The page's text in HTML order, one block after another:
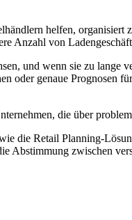
helfen,
Anzahl von
und wenn sie zu
oder genaue Prognosen
die über
die Retail Planning-
Abstimmung zwischen